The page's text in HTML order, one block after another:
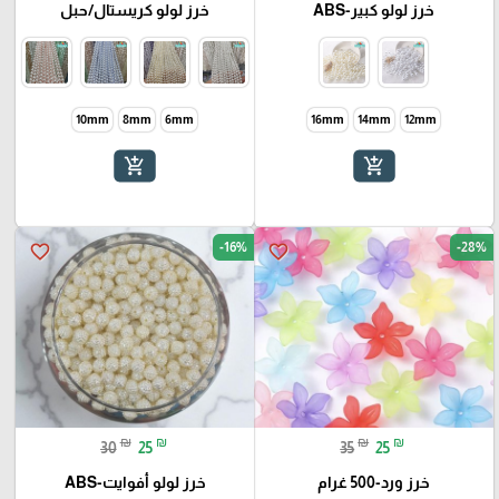
خرز لولو كبير-ABS
12mm
add_shopping_cart
خرز لولو كريستال/حبل
6mm
8mm
10mm
add_shopping_cart
favorite_border -28%
35 ₪ 25 ₪
خرز ورد-500 غرام
favorite_border -16%
30 ₪ 25 ₪
خرز لولو أفوايت-ABS